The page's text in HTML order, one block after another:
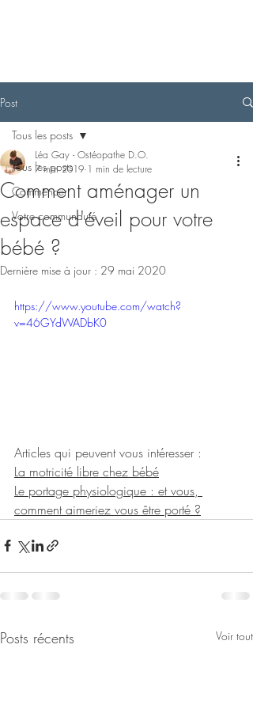
Post
Tous les posts
Commencer
Votre communauté
Tous les posts
Comment aménager un
espace d'éveil pour votre
bébé ?
Léa Gay - Ostéopathe D.O.
7 mai 2019 1 min de lecture
Dernière mise à jour : 29 mai 2020
https://www.youtube.com/watch?
v=46GYdWADbK0
Articles qui peuvent vous intéresser :
La motricité libre chez bébé
Le portage physiologique : et vous,
comment aimeriez vous être porté ?
Posts récents Voir tout